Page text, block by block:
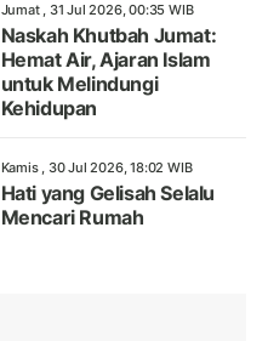
Jumat , 31 Jul 2026, 00:35 WIB
Naskah Khutbah Jumat:
Hemat Air, Ajaran Islam
untuk Melindungi
Kehidupan
Kamis , 30 Jul 2026, 18:02 WIB
Hati yang Gelisah Selalu
Mencari Rumah